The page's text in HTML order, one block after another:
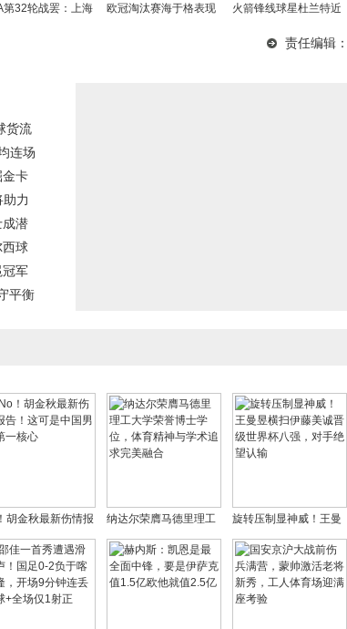
第32轮战罢：上海
欧冠淘汰赛海于格表现
火箭锋线球星杜兰特近
责任编辑：
货流
连场
金卡
力
成潜
西球
冠军
平衡
胡金秋最新伤情报
这可是中国男篮第
心
纳达尔荣膺马德里理工
大学荣誉博士学位，体
育精神与学术追求完美
融合
旋转压制显神威！王曼
昱横扫伊藤美诚晋级世
界杯八强，对手绝望认
输